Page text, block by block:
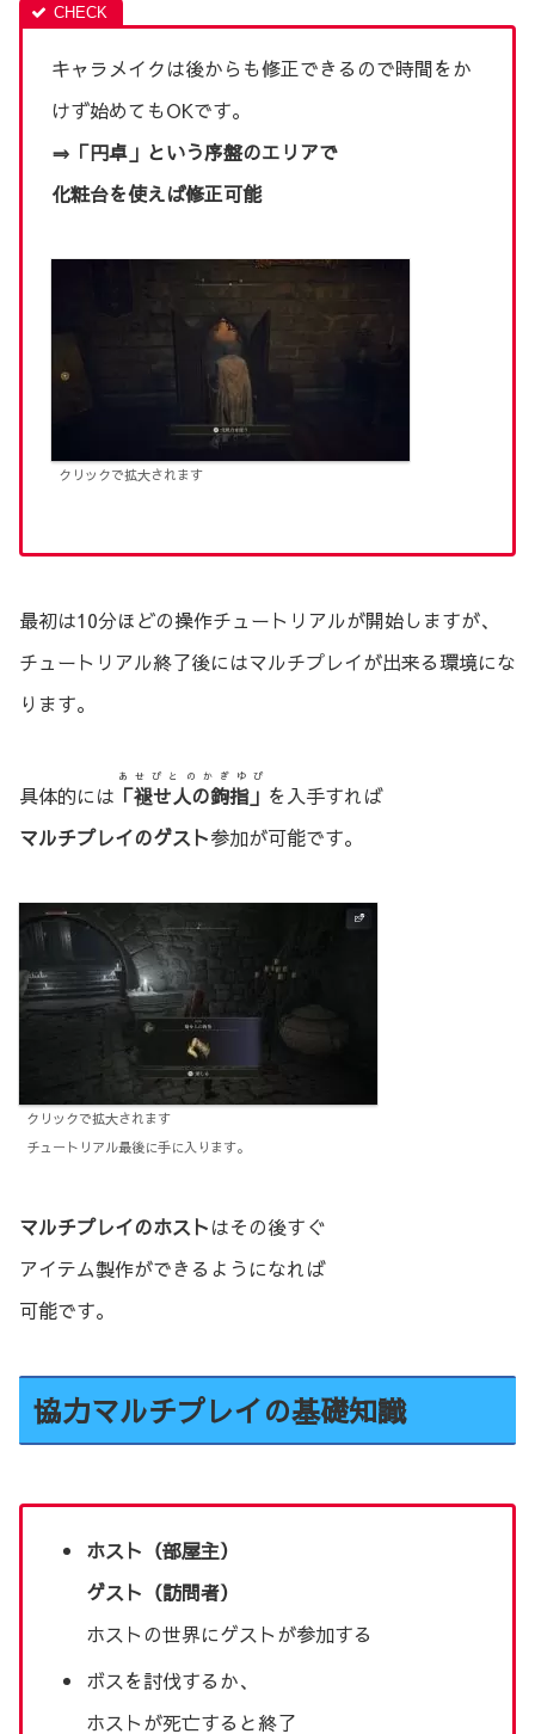
キャラメイクは後からも修正できるので時間をか
けず始めてもOKです。
⇒「円卓」という序盤のエリアで
化粧台を使えば修正可能
クリックで拡大されます
最初は10分ほどの操作チュートリアルが開始しますが、
チュートリアル終了後にはマルチプレイが出来る環境にな
ります。
具体的には 「褪せ人の鉤指」
あせびとのかぎゆび
を入手すれば
マルチプレイのゲスト参加が可能です。
クリックで拡大されます
チュートリアル最後に手に入ります。
マルチプレイのホストはその後すぐ
アイテム製作ができるようになれば
可能です。
協力マルチプレイの基礎知識
ホスト（部屋主）
ゲスト（訪問者）
ホストの世界にゲストが参加する
ボスを討伐するか、
ホストが死亡すると終了